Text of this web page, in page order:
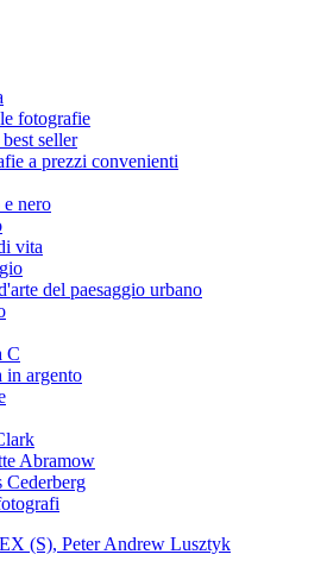
fotografie
seller
a prezzi convenienti
nero
vita
del paesaggio urbano
C
in argento
Abramow
Cederberg